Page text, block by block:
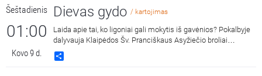
Šeštadienis
01:00
Kovo 9 d.
Dievas gydo / kartojimas
Laida apie tai, ko ligoniai gali mokytis iš gavėnios? Pokalbyje
dalyvauja Klaipėdos Šv. Pranciškaus Asyžiečio broliai
pranciškonai Benediktas Jurčys ir Astijus Kungys, savo
liudijimais dalijasi Šv. Pranciškaus onkologijos centro